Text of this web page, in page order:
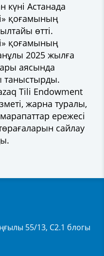
күні Астанада
қоғамының
өтті.
қоғамының
2025 жылға
аясында
таныстырды.
Tili Endowment
жарна туралы,
ережесі
сайлау
55/13, С2.1 блогы